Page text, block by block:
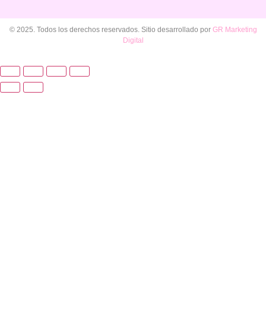
© 2025. Todos los derechos reservados. Sitio desarrollado por GR Marketing
Digital